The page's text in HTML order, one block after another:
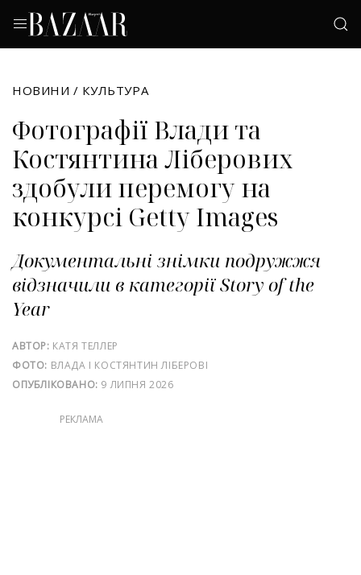
НОВИНИ / КУЛЬТУРА
Фотографії Влади та
Костянтина Ліберових
здобули перемогу на
конкурсі Getty Images
Документальні знімки подружжя
відзначили в категорії Story of the
Year
АВТОР: КАТЯ ТЕЛЛЕР
ФОТО: ВЛАДА І КОСТЯНТИН ЛІБЕРОВІ
ОПУБЛІКОВАНО: 9 ЛИПНЯ 2026